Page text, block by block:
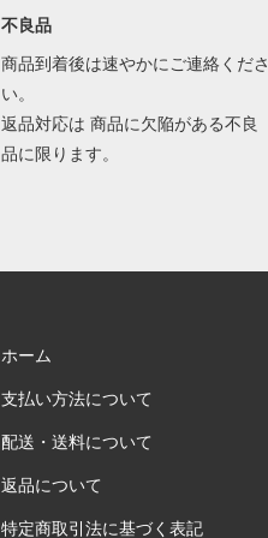
不良品
商品到着後は速やかにご連絡くださ
い。
返品対応は 商品に欠陥がある不良
品に限ります。
ホーム
支払い方法について
配送・送料について
返品について
特定商取引法に基づく表記